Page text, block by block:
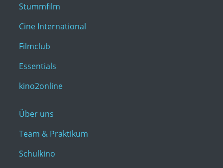
Stummfilm
Cine International
Filmclub
Essentials
kino2online
Über uns
Team & Praktikum
Schulkino